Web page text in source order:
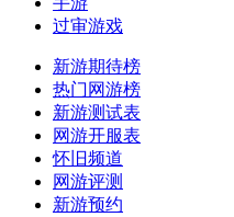
过审游戏
新游期待榜
热门网游榜
新游测试表
网游开服表
怀旧频道
网游评测
新游预约